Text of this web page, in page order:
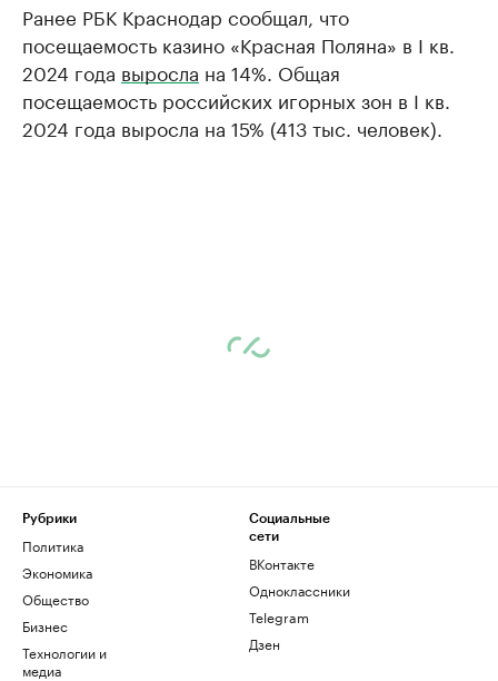
Ранее РБК Краснодар сообщал, что
посещаемость казино «Красная Поляна» в I кв.
2024 года выросла на 14%. Общая
посещаемость российских игорных зон в I кв.
2024 года выросла на 15% (413 тыс. человек).
Рубрики
Политика
Экономика
Общество
Бизнес
Технологии и
медиа
Социальные
сети
ВКонтакте
Одноклассники
Telegram
Дзен